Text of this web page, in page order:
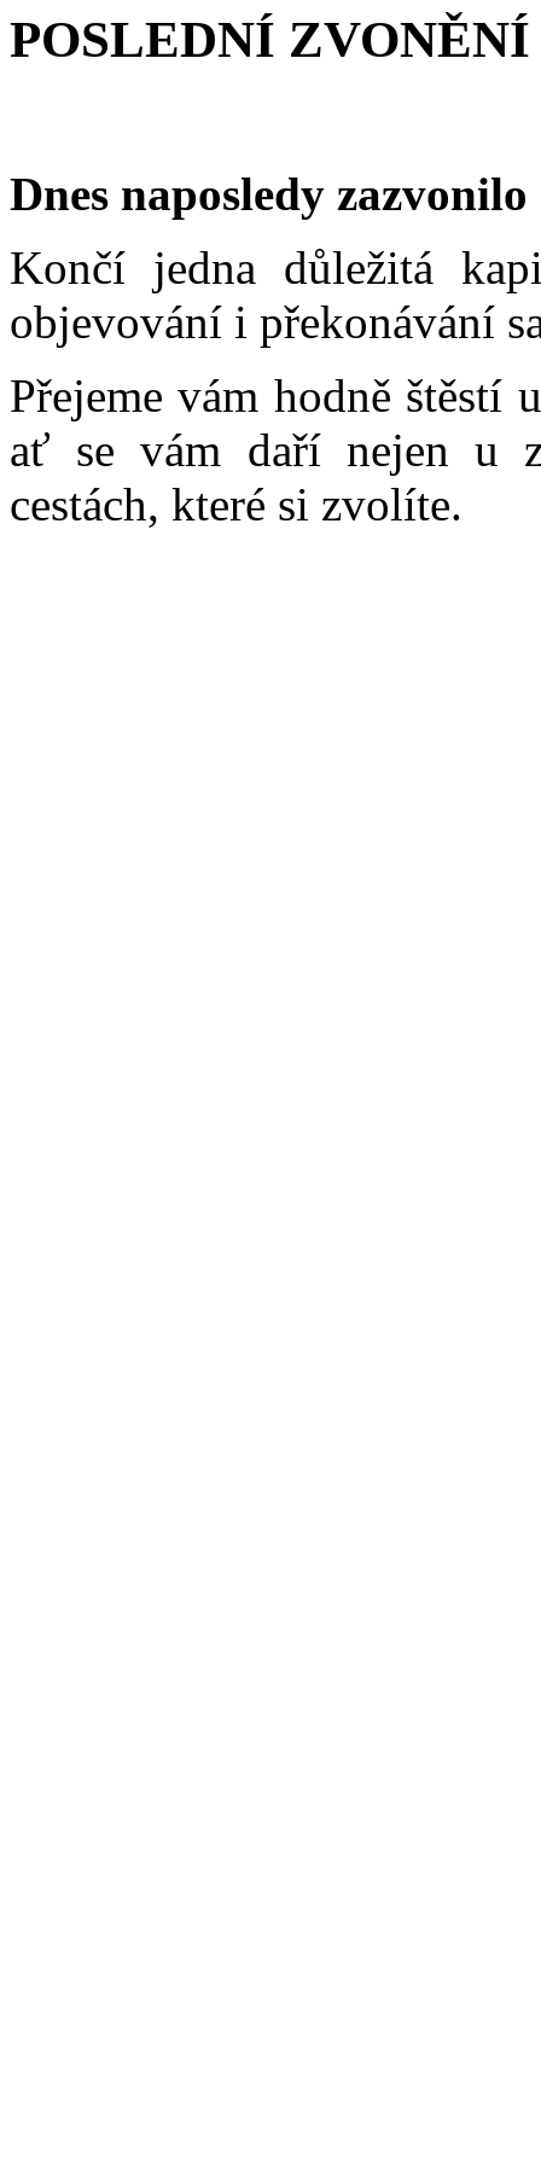
POSLEDNÍ
Dnes naposledy
Končí jedna důležitá
objevování i překonávání
Přejeme vám hodně štěstí
ať se vám daří nejen u
cestách, které si zvolíte.